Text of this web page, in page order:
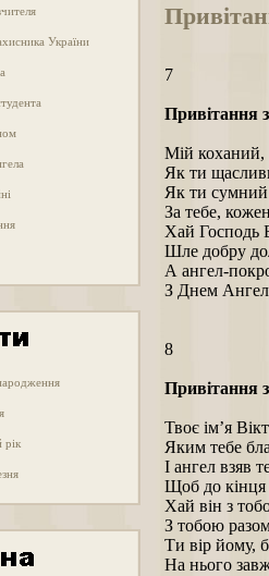
України
7
Привітання
Мій коханий,
Як ти
Як ти сумний
За тебе,
Хай Господь
Шле добру
А ангел-
З Днем
8
Привітання
Твоє ім’я
Яким тебе
І ангел взяв
Щоб до кінця
Хай він з
З тобою
Ти вір йому,
На нього